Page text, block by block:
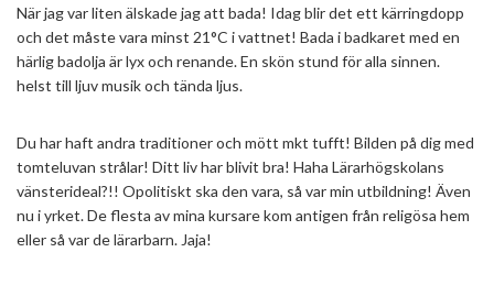
När jag var liten älskade jag att bada! Idag blir det ett kärringdopp
och det måste vara minst 21°C i vattnet! Bada i badkaret med en
härlig badolja är lyx och renande. En skön stund för alla sinnen.
helst till ljuv musik och tända ljus.
Du har haft andra traditioner och mött mkt tufft! Bilden på dig med
tomteluvan strålar! Ditt liv har blivit bra! Haha Lärarhögskolans
vänsterideal?!! Opolitiskt ska den vara, så var min utbildning! Även
nu i yrket. De flesta av mina kursare kom antigen från religösa hem
eller så var de lärarbarn. Jaja!